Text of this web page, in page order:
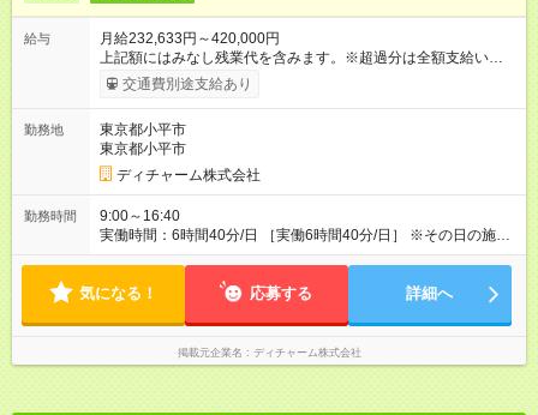
給与
月給232,633円～420,000円
上記額にはみなし残業代を含みます。※超過分は全額支給いたし
ます。 みなし残業代 54,967円／月 みなし残業時間 41.5時間／
月 【みなし残業について】 みなし残業には帰宅時間と帰宅後の
働がなくても固定の手当としてお支払いしています。 施設での
稼働が長引いた場合、その分の残業代をお支払いいたします。
【モデル年収】 入社2年目/チーフスタイリスト/40代：29万円
（週5日勤務、担当業務手当含む） 入社4年目/チームリーダ
ー/50代：35万円（週5日勤務、自家用車手当、担当業務手当含
む） 入社12年目/エリアマネージャー/40代：55万円（週6日勤
昇給あり 【各種手当】 土曜手当：1，000円、祝日手当：2，
000円 自家用車手当：25，000～35，000円（居住地域によ
る）、遠距離手当：移動距離・移動方法に応じて支給 各種担当
業務手当：担当業務・エリアに応じて支給 その他手当（通信手
当、アサイン協力手当、教育担当手当など） 【試用期間】試用
期間あり 試用期間の長さ：3ヶ月 雇用形態、給与は本採用時と
交通費別途支給あり
勤務地
東京都小平市
東京都小平市
ディチャーム株式会社
勤務時間
9:00～16:40
実働時間：6時間40分/日 ［実働6時間40分/日］ ※その日の施術
が早く終わった場合早めに帰宅できます。早めに帰宅の場合も
10時間程度、介護施設への訪問となるので遅くとも18時頃には
気になる！ 応募する 詳細へ
掲載元企業名 ディチャーム株式会社